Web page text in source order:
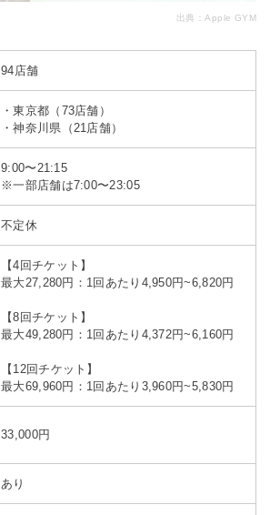
出典： Apple GYM
94店舗
・東京都（73店舗）
・神奈川県（21店舗）
9:00〜21:15
※一部店舗は7:00〜23:05
不定休
【4回チケット】
最大27,280円：1回あたり4,950円~6,820円
【8回チケット】
最大49,280円：1回あたり4,372円~6,160円
【12回チケット】
最大69,960円：1回あたり3,960円~5,830円
33,000円
あり